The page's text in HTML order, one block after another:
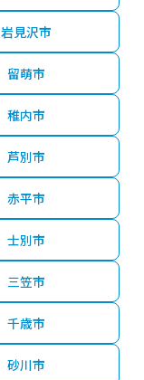
岩見沢市
留萌市
稚内市
芦別市
赤平市
士別市
三笠市
千歳市
砂川市